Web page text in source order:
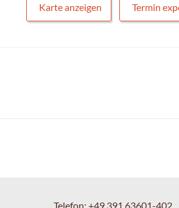
Karte anzeigen Termin
Telefon: +49 391 63601-402